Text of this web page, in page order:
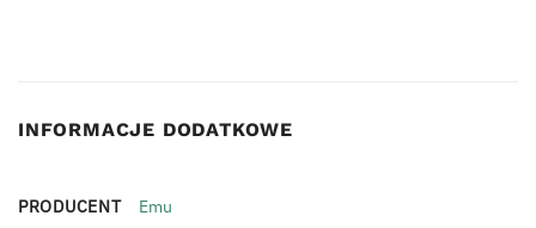
INFORMACJE DODATKOWE
PRODUCENT Emu